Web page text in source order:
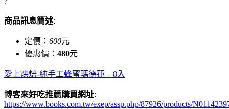
商品訊息簡述:
定價： 600元
優惠價： 480元
愛上烘焙-純手工蜂蜜瑪德蓮 – 8入
博客來好吃推薦購買網址:
https://www.books.com.tw/exep/assp.php/87926/products/